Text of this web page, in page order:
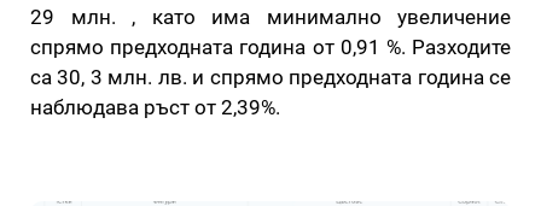
29 млн. , като има минимално увеличение
спрямо предходната година от 0,91 %. Разходите
са 30, 3 млн. лв. и спрямо предходната година се
наблюдава ръст от 2,39%.